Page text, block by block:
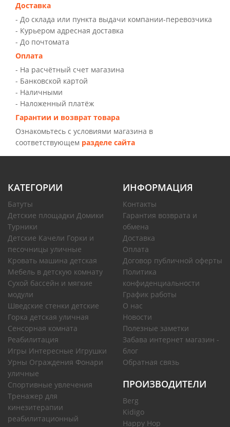
Доставка
- До склада или пункта выдачи компании-перевозчика
- Курьером адресная доставка
- До почтомата
Оплата
- На расчётный счет магазина
- Банковской картой
- Наличными
- Наложенный платёж
Гарантии и возврат товара
Ознакомьтесь с условиями магазина в
соответствующем разделе сайта
КАТЕГОРИИ
Батуты
Детские площадки Домики
Турники
Детские Качели Горки и
песочницы уличные
Кровать машина детская
Мебель в детскую комнату
Сухой бассейн и мягкие
модули
Шведские стенки детские
Горка детская уличная
Сенсорная комната
Реабилитация
Игры Интересные Игрушки
Урны Ограждения Фонари
уличные
Спортивные увлечения
Тренажер для
кинезитерапии
реабилитационный
ИНФОРМАЦИЯ
Контакты
Гарантия возврата и
обмена
Доставка
Оплата
Договор публичной оферты
Политика
конфиденциальности
График работы
О нас
Новости
Полезные заметки
Забава интернет магазин -
блог
Обратная связь
ПРОИЗВОДИТЕЛИ
Berg
Kidigo
Happy Hop